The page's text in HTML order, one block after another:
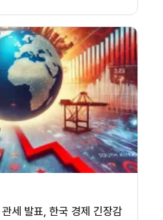
세 발표, 한국 경제 긴장감